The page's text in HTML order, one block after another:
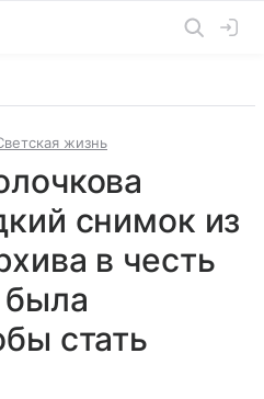
жизнь
снимок из
в честь
была
стать